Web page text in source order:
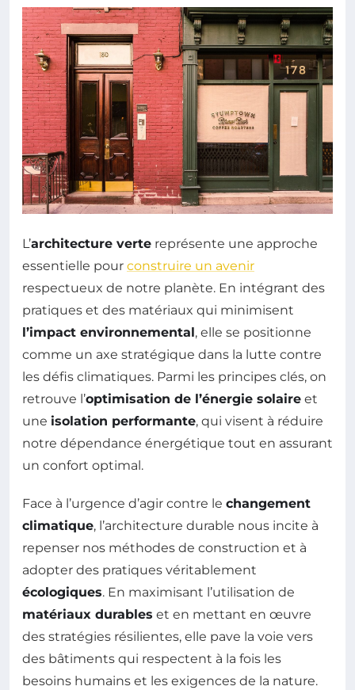
L’architecture verte représente une approche
essentielle pour construire un avenir
respectueux de notre planète. En intégrant des
pratiques et des matériaux qui minimisent
l’impact environnemental, elle se positionne
comme un axe stratégique dans la lutte contre
les défis climatiques. Parmi les principes clés, on
retrouve l’optimisation de l’énergie solaire et
une isolation performante, qui visent à réduire
notre dépendance énergétique tout en assurant
un confort optimal.
Face à l’urgence d’agir contre le changement
climatique, l’architecture durable nous incite à
repenser nos méthodes de construction et à
adopter des pratiques véritablement
écologiques. En maximisant l’utilisation de
matériaux durables et en mettant en œuvre
des stratégies résilientes, elle pave la voie vers
des bâtiments qui respectent à la fois les
besoins humains et les exigences de la nature.